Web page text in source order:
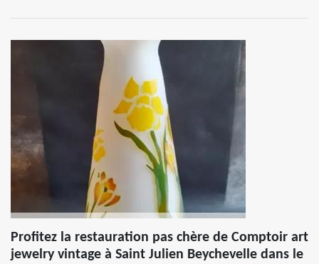
Profitez la restauration pas chère de Comptoir art
jewelry vintage à Saint Julien Beychevelle dans le